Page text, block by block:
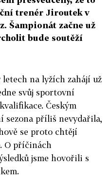
trenér Jiroutek v
Šampionát začne už
bude soutěží
na lyžích zahájí už
svůj sportovní
Českým
sezona příliš nevydařila,
se proto chtějí
O příčinách
jsme hovořili s